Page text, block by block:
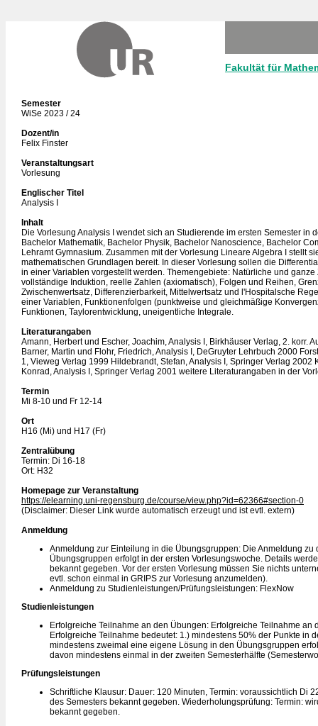
Fakultät für
Semester
WiSe 2023 / 24
Dozent/in
Felix Finster
Veranstaltungsart
Vorlesung
Englischer Titel
Analysis I
Inhalt
Die Vorlesung Analysis I wendet sich an Studierende im ersten Semester in
Bachelor Mathematik, Bachelor Physik, Bachelor Nanoscience, Bachelor
Lehramt Gymnasium. Zusammen mit der Vorlesung Lineare Algebra I stellt
mathematischen Grundlagen bereit. In dieser Vorlesung sollen die
in einer Variablen vorgestellt werden. Themengebiete: Natürliche und ganze
vollständige Induktion, reelle Zahlen (axiomatisch), Folgen und Reihen,
Zwischenwertsatz, Differenzierbarkeit, Mittelwertsatz und l'Hospitalsche
einer Variablen, Funktionenfolgen (punktweise und gleichmäßige
Funktionen, Taylorentwicklung, uneigentliche Integrale.
Literaturangaben
Amann, Herbert und Escher, Joachim, Analysis I, Birkhäuser Verlag, 2. korr.
Barner, Martin und Flohr, Friedrich, Analysis I, DeGruyter Lehrbuch 2000
1, Vieweg Verlag 1999 Hildebrandt, Stefan, Analysis I, Springer Verlag 2002
Konrad, Analysis I, Springer Verlag 2001 weitere Literaturangaben in der
Termin
Mi 8-10 und Fr 12-14
Ort
H16 (Mi) und H17 (Fr)
Zentralübung
Termin: Di 16-18
Ort: H32
Homepage zur Veranstaltung
https://elearning.uni-regensburg.de/course/view.php?id=62366#section-0
(Disclaimer: Dieser Link wurde automatisch erzeugt und ist evtl. extern)
Anmeldung
Anmeldung zur Einteilung in die Übungsgruppen: Die Anmeldung zu
Übungsgruppen erfolgt in der ersten Vorlesungswoche. Details
bekannt gegeben. Vor der ersten Vorlesung müssen Sie nichts
evtl. schon einmal in GRIPS zur Vorlesung anzumelden).
Anmeldung zu Studienleistungen/Prüfungsleistungen: FlexNow
Studienleistungen
Erfolgreiche Teilnahme an den Übungen: Erfolgreiche Teilnahme an
Erfolgreiche Teilnahme bedeutet: 1.) mindestens 50% der Punkte in
mindestens zweimal eine eigene Lösung in den Übungsgruppen
davon mindestens einmal in der zweiten Semesterhälfte
Prüfungsleistungen
Schriftliche Klausur: Dauer: 120 Minuten, Termin: voraussichtlich Di
des Semesters bekannt gegeben. Wiederholungsprüfung: Termin:
bekannt gegeben.